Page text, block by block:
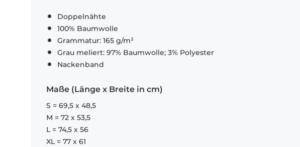
Doppelnähte
100% Baumwolle
Grammatur: 165 g/m²
Grau meliert: 97% Baumwolle; 3% Polyester
Nackenband
Maße (Länge x Breite in cm)
S = 69,5 x 48,5
M = 72 x 53,5
L = 74,5 x 56
XL = 77 x 61